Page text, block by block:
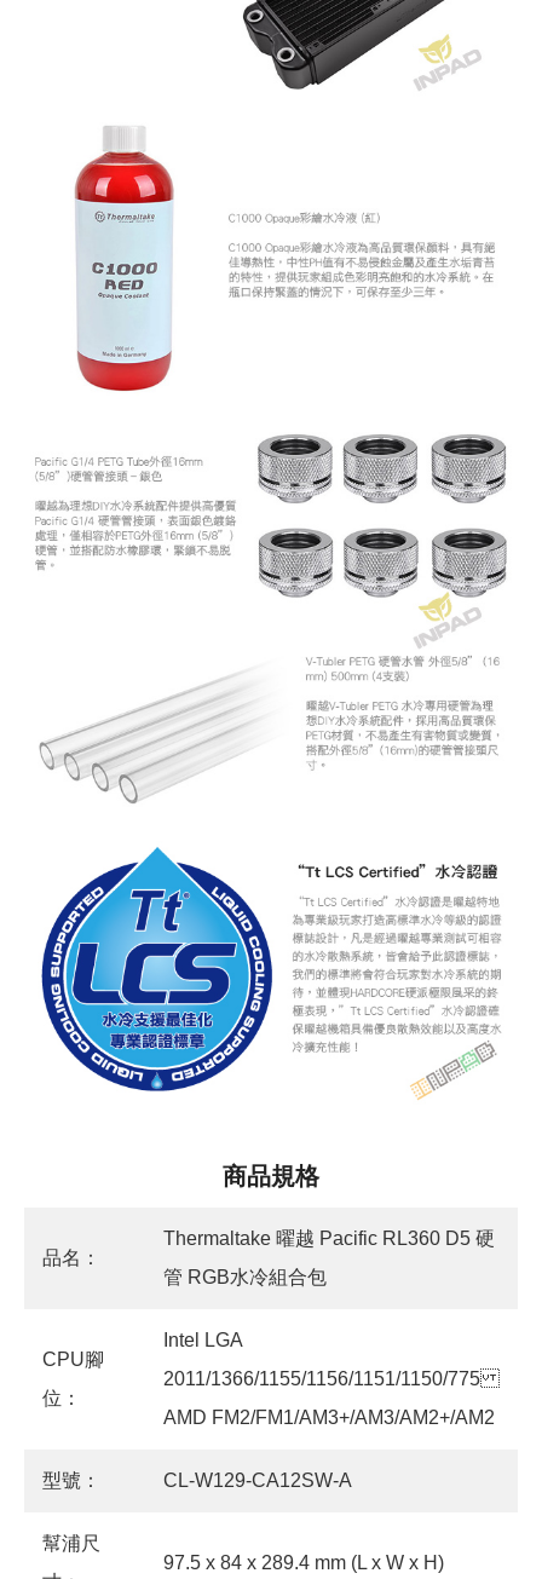
商品規格
品名：
Thermaltake 曜越 Pacific RL360 D5 硬
管 RGB水冷組合包
CPU腳
位：
Intel LGA
2011/1366/1155/1156/1151/1150/775
AMD FM2/FM1/AM3+/AM3/AM2+/AM2
型號： CL-W129-CA12SW-A
幫浦尺
97.5 x 84 x 289.4 mm (L x W x H)